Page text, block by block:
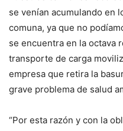
se venían acumulando en
comuna, ya que no
se encuentra en la octava
transporte de carga
empresa que retira la
grave problema de salud
“Por esta razón y con la